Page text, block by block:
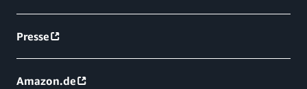
Presse
Amazon.de